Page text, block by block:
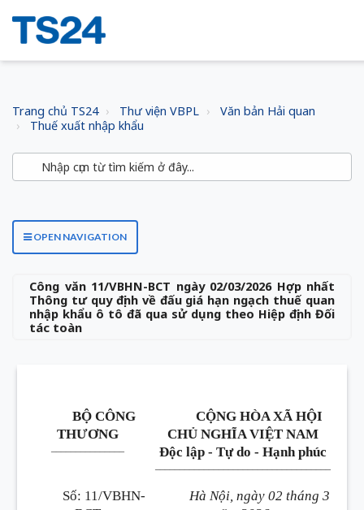
Trang chủ TS24 Thư viện VBPL
Văn bản Hải quan
Thuế xuất nhập khẩu
OPEN NAVIGATION
Công văn 11/VBHN-BCT ngày 02/03/2026 Hợp nhất
Thông tư quy định về đấu giá hạn ngạch thuế quan
nhập khẩu ô tô đã qua sử dụng theo Hiệp định Đối
tác toàn
BỘ CÔNG
THƯƠNG
CỘNG HÒA XÃ HỘI
CHỦ NGHĨA VIỆT NAM
Độc lập - Tự do - Hạnh phúc
Số: 11/VBHN-
Hà Nội, ngày 02 tháng 3